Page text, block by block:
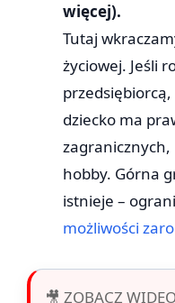
więcej).
Tutaj
życiowej. Jeśli
dziecko ma
zagranicznych,
hobby. Górna
istnieje –
możliwości
🎥 ZOBACZ